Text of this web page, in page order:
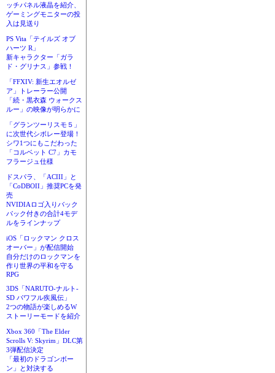
ッチパネル液晶を紹介、
ゲーミングモニターの投
入は見送り
PS Vita「テイルズ オブ
ハーツ R」
新キャラクター「ガラ
ド・グリナス」参戦！
「FFXIV: 新生エオルゼ
ア」トレーラー公開
「続・黒衣森 ウォークス
ルー」の映像が明らかに
「グランツーリスモ５」
に次世代シボレー登場！
シワ1つにもこだわった
「コルベット C7」カモ
フラージュ仕様
ドスパラ、「ACIII」と
「CoDBOII」推奨PCを発
売
NVIDIAロゴ入りバック
パック付きの合計4モデ
ルをラインナップ
iOS「ロックマン クロス
オーバー」が配信開始
自分だけのロックマンを
作り世界の平和を守る
RPG
3DS「NARUTO-ナルト-
SD パワフル疾風伝」
2つの物語が楽しめるW
ストーリーモードを紹介
Xbox 360「The Elder
Scrolls V: Skyrim」DLC第
3弾配信決定
「最初のドラゴンボー
ン」と対決する